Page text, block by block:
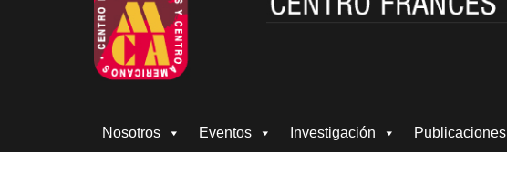
Nosotros Eventos Investigación Publicaciones